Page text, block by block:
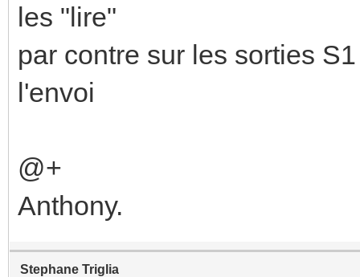
les "lire"
par contre sur les sorties
l'envoi
@+
Anthony.
Stephane Triglia